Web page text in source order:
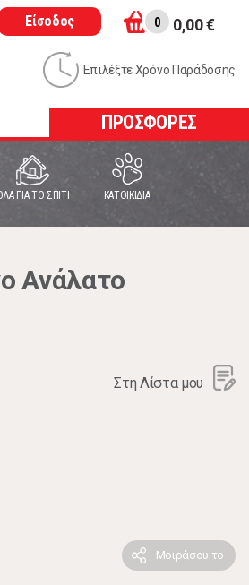
Είσοδος 0 0,00 €
Επιλέξτε Χρόνο Παράδοσης
ΠΡΟΣΦΟΡΕΣ
ΓΙΑ ΤΟ ΣΠΙΤΙ ΚΑΤΟΙΚΙΔΙΑ
Ανάλατο
Στη Λίστα μου
Μοιράσου το